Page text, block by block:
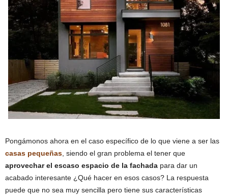
Pongámonos ahora en el caso específico de lo que viene a ser las
casas pequeñas , siendo el gran problema el tener que
aprovechar el escaso espacio de la fachada para dar un
acabado interesante ¿Qué hacer en esos casos? La respuesta
puede que no sea muy sencilla pero tiene sus características